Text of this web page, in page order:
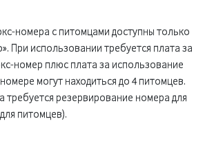
номера с питомцами доступны только
При использовании требуется плата за
номер плюс плата за использование
могут находиться до 4 питомцев.
требуется резервирование номера для
питомцев).